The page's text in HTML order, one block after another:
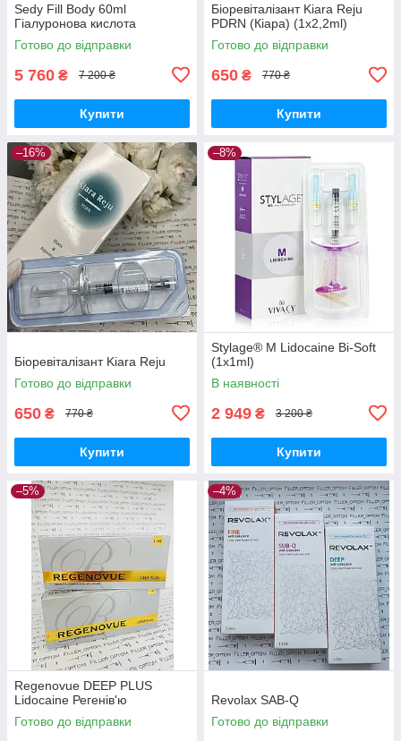
Sedy Fill Body 60ml
Гіалуронова кислота
Готово до відправки
5 760 ₴ 7 200 ₴
Купити
Біоревіталізант Kiara Reju
PDRN (Кіара) (1х2,2ml)
Готово до відправки
650 ₴ 770 ₴
Купити
–16%
Біоревіталізант Kiara Reju
Готово до відправки
650 ₴ 770 ₴
Купити
–8%
Stylage® M Lidocaine Bi-Soft
(1x1ml)
В наявності
2 949 ₴ 3 200 ₴
Купити
–5%
Regenovue DEEP PLUS
Lidocaine Регенів'ю
Готово до відправки
–4%
Revolax SAB-Q
Готово до відправки